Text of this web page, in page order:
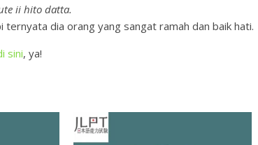
ii hito datta.
dia orang yang sangat ramah dan baik hati.
sini, ya!